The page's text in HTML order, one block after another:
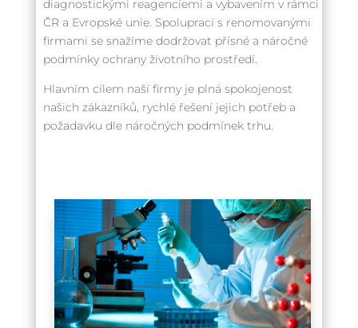
diagnostickými reagenciemi a vybavením v rámci
ČR a Evropské unie. Spoluprací s renomovanými
firmami se snažíme dodržovat přísné a náročné
podmínky ochrany životního prostředí.
Hlavním cílem naší firmy je plná spokojenost
našich zákazníků, rychlé řešení jejich potřeb a
požadavku dle náročných podmínek trhu.